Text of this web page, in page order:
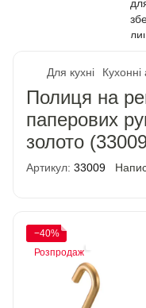
Для кухні Кухонні
Полиця на
паперових
золото
Артикул: 33009
−40%
Розпродаж